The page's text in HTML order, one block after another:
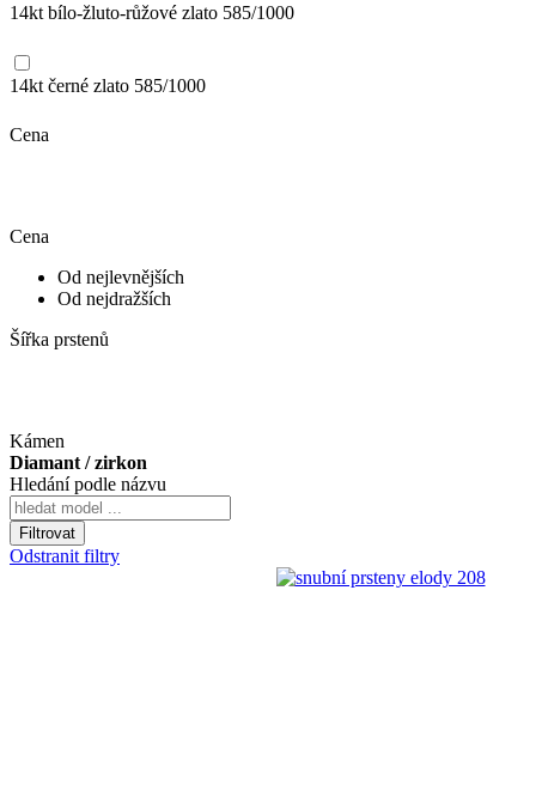
14kt bílo-žluto-růžové zlato 585/1000
14kt černé zlato 585/1000
Cena
Cena
Od nejlevnějších
Od nejdražších
Šířka prstenů
Kámen
Diamant / zirkon
Hledání podle názvu
Odstranit filtry